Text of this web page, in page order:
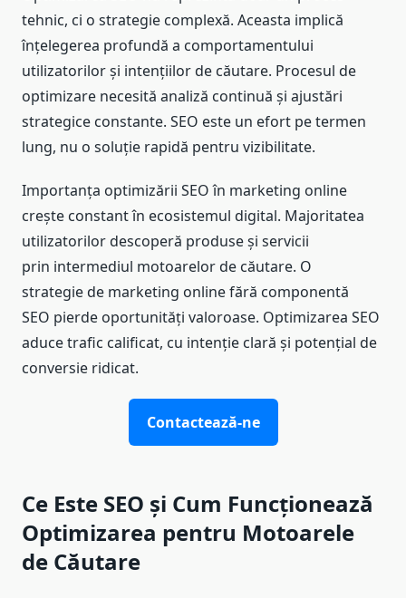
tehnic, ci o strategie complexă. Aceasta implică
înțelegerea profundă a comportamentului
utilizatorilor și intențiilor de căutare. Procesul de
optimizare necesită analiză continuă și ajustări
strategice constante. SEO este un efort pe termen
lung, nu o soluție rapidă pentru vizibilitate.
Importanța optimizării SEO în marketing online
crește constant în ecosistemul digital. Majoritatea
utilizatorilor descoperă produse și servicii
prin intermediul motoarelor de căutare. O
strategie de marketing online fără componentă
SEO pierde oportunități valoroase. Optimizarea SEO
aduce trafic calificat, cu intenție clară și potențial de
conversie ridicat.
Contactează-ne
Ce Este SEO și Cum Funcționează
Optimizarea pentru Motoarele
de Căutare